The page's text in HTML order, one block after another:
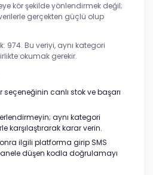
kör şekilde yönlendirmek değil;
gerçekten güçlü olup
974. Bu veriyi, aynı kategori
okumak gerekir.
canlı stok ve başarı
aynı kategori
karşılaştırarak karar verin.
ilgili platforma girip SMS
düşen kodla doğrulamayı